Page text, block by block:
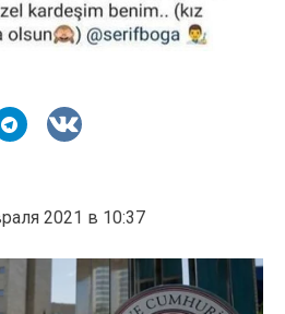
2021 в 10:37